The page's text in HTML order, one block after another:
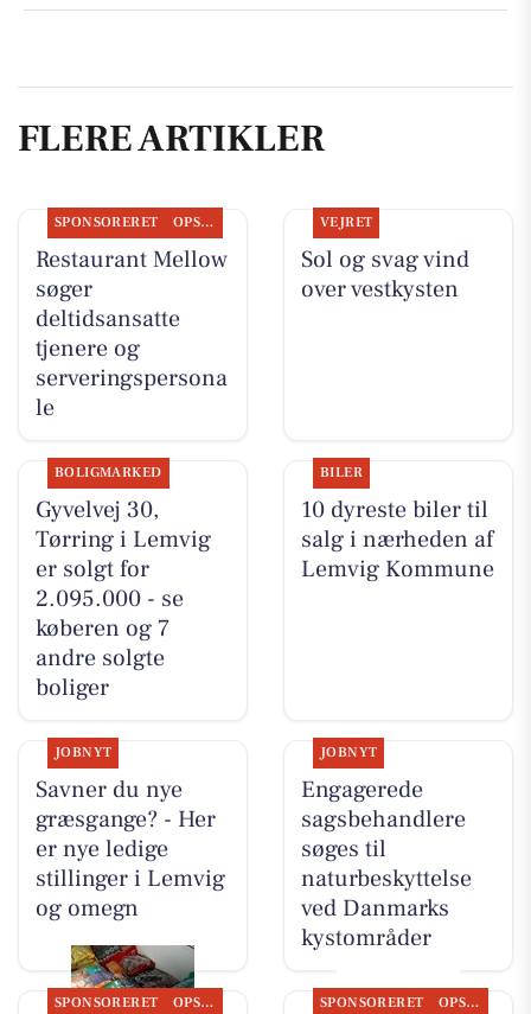
FLERE ARTIKLER
SPONSORERET OPSLAGSTAVLEN
Restaurant Mellow
søger
deltidsansatte
tjenere og
serveringspersona
le
VEJRET
Sol og svag vind
over vestkysten
BOLIGMARKED
Gyvelvej 30,
Tørring i Lemvig
er solgt for
2.095.000 - se
køberen og 7
andre solgte
boliger
BILER
10 dyreste biler til
salg i nærheden af
Lemvig Kommune
JOBNYT
Savner du nye
græsgange? - Her
er nye ledige
stillinger i Lemvig
og omegn
JOBNYT
Engagerede
sagsbehandlere
søges til
naturbeskyttelse
ved Danmarks
kystområder
SPONSORERET OPSLAGSTAVLEN SPONSORERET OPSLAGSTAVLEN